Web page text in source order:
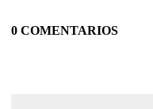
0 COMENTARIOS